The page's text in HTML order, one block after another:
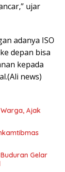
ujar
adanya ISO
depan bisa
kepada
news)
Ajak
Gelar